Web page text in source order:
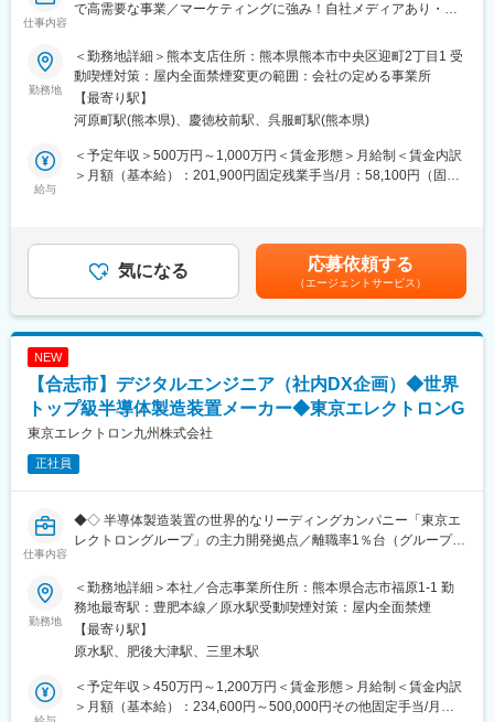
■業務の魅力
土地活用はオーナーの資産形成だけでなく、地域の雇用・活性に
もつながる大きな価値を生みます。
◎大規模プロジェクトの中心で活躍
設計担当に加え、銀行・税理士など外部パートナーと協業しなが
けます。
◎0→1の提案力が身につく
“「わが家」を世界一幸せな場所にする”
グローバルビジョン実現に向けて、世界一幸せな会社を目指して
社内のキーワードである「イノベーション＆コミュニケーショ
いくという組織風土を作っています。
変更の範囲：会社の定める業務
仕事内容
で高需要な事業／マーケティングに強み！自社メディアあり・テ
認知度を目指す会社／東証グロース市場上場】
＼こんな方におすすめ／
◎とにかく稼ぎたい
◎本当に困っている人を助けたい・社会問題解決に貢献したい
◎スピード感がある中で自分のスキルを上げていきたい方 ※最短
半年で支店長へ昇進実績あり
買い入れ、投資家に再販する独自のビジネスモデルを展開してい
ます。
物件の仕入れから物件の価値創造、販売、引き渡しまで関わるこ
自社メディア等を通じて問合せがあった物件をお持ちのお客様に
対し、電話やメールでご連絡。現地調査のアポイントを取りま
す。※100％反響
（5）販売活動
自社運営のポータルサイトに掲載し、販売します。
■この仕事のポイント：
・インセンティブで稼げる：固定給＋インセンティブが支給され
ます。頑張り次第では、インセンだけで700万越えも可能です。
も買取りしています。本当に困っている方の助けになるからこ
そ、感謝のお声も多く頂くことができます。
勤務地
＜勤務地詳細＞熊本支店住所：熊本県熊本市中央区迎町2丁目1 受
動喫煙対策：屋内全面禁煙変更の範囲：会社の定める事業所
【最寄り駅】
河原町駅(熊本県)、慶徳校前駅、呉服町駅(熊本県)
給与
＜予定年収＞500万円～1,000万円＜賃金形態＞月給制＜賃金内訳
＞月額（基本給）：201,900円固定残業手当/月：58,100円（固定
月、8月）※40時間を超える時間外労働分の割増賃金は追加で支
給。※経験・年齢・能力などを考慮の上、決定します。宅地建物取
引士の資格保有者は別途資格手当として月10,000円を支給賃金は
あくまでも目安の金額であり、選考を通じて上下する可能性があ
ります。月給(月額)は固定手当を含めた表記です。
気になる 応募依頼する
（エージェントサービス）
NEW
【合志市】デジタルエンジニア（社内DX企画）◆世界
トップ級半導体製造装置メーカー◆東京エレクトロンG
東京エレクトロン九州株式会社
正社員
仕事内容
◆◇ 半導体製造装置の世界的なリーディングカンパニー「東京エ
レクトロングループ」の主力開発拠点／離職率1％台（グループ実
■業務内容：
・生成AIやRPAなどの技術を活用し、社内の業務プロセス改善や
生産・管理業務の効率化を推進していただきます。
・開発部門をはじめ幅広い部署との連携し、業務課題の抽出から
解決策の検討、導入、評価までを一気通貫で担う重要な役割で
す。
勤務地
＜勤務地詳細＞本社／合志事業所住所：熊本県合志市福原1-1 勤
務地最寄駅：豊肥本線／原水駅受動喫煙対策：屋内全面禁煙
【最寄り駅】
原水駅、肥後大津駅、三里木駅
＜予定年収＞450万円～1,200万円＜賃金形態＞月給制＜賃金内訳
＞月額（基本給）：234,600円～500,000円その他固定手当/月：